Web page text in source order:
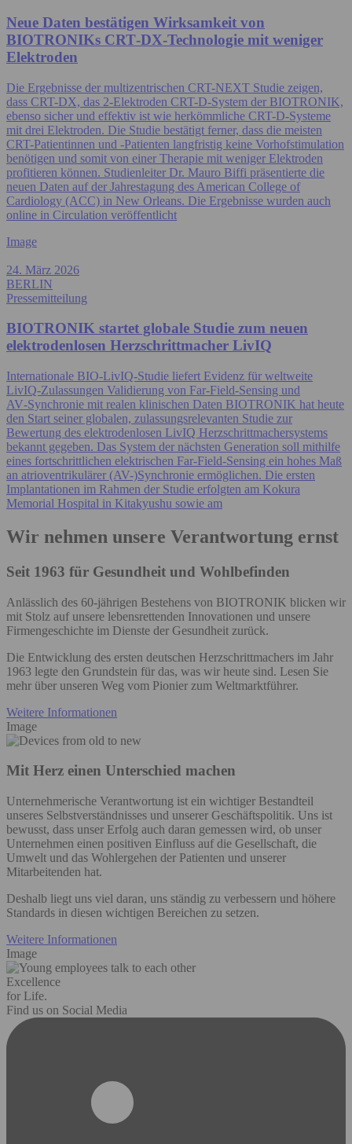
Neue Daten bestätigen Wirksamkeit von
BIOTRONIKs CRT‑DX‑Technologie mit weniger
Elektroden
Die Ergebnisse der multizentrischen CRT-NEXT Studie zeigen,
dass CRT-DX, das 2-Elektroden CRT-D-System der BIOTRONIK,
ebenso sicher und effektiv ist wie herkömmliche CRT-D-Systeme
mit drei Elektroden. Die Studie bestätigt ferner, dass die meisten
CRT-Patientinnen und -Patienten langfristig keine Vorhofstimulation
benötigen und somit von einer Therapie mit weniger Elektroden
profitieren können. Studienleiter Dr. Mauro Biffi präsentierte die
neuen Daten auf der Jahrestagung des American College of
Cardiology (ACC) in New Orleans. Die Ergebnisse wurden auch
online in Circulation veröffentlicht
Image
24. März 2026
BERLIN
Pressemitteilung
BIOTRONIK startet globale Studie zum neuen
elektrodenlosen Herzschrittmacher LivIQ
Internationale BIO‑LivIQ‑Studie liefert Evidenz für weltweite
LivIQ‑Zulassungen Validierung von Far‑Field‑Sensing und
AV‑Synchronie mit realen klinischen Daten BIOTRONIK hat heute
den Start seiner globalen, zulassungsrelevanten Studie zur
Bewertung des elektrodenlosen LivIQ Herzschrittmachersystems
bekannt gegeben. Das System der nächsten Generation soll mithilfe
eines fortschrittlichen elektrischen Far‑Field‑Sensing ein hohes Maß
an atrioventrikulärer (AV-)Synchronie ermöglichen. Die ersten
Implantationen im Rahmen der Studie erfolgten am Kokura
Memorial Hospital in Kitakyushu sowie am
Wir nehmen unsere Verantwortung ernst
Seit 1963 für Gesundheit und Wohlbefinden
Anlässlich des 60-jährigen Bestehens von BIOTRONIK blicken wir
mit Stolz auf unsere lebensrettenden Innovationen und unsere
Firmengeschichte im Dienste der Gesundheit zurück. ​
Die Entwicklung des ersten deutschen Herzschrittmachers im Jahr
1963 legte den Grundstein für das, was wir heute sind. Lesen Sie
mehr über unseren Weg vom Pionier zum Weltmarktführer.
Weitere Informationen
Image
Mit Herz einen Unterschied machen
Unternehmerische Verantwortung ist ein wichtiger Bestandteil
unseres Selbstverständnisses und unserer Geschäftspolitik. Uns ist
bewusst, dass unser Erfolg auch daran gemessen wird, ob unser
Unternehmen einen positiven Einfluss auf die Gesellschaft, die
Umwelt und das Wohlergehen der Patienten und unserer
Mitarbeitenden hat. ​
Deshalb liegt uns viel daran, uns ständig zu verbessern und höhere
Standards in diesen wichtigen Bereichen zu setzen.
Weitere Informationen
Image
Excellence
for Life.
Find us on Social Media